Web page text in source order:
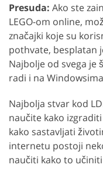
Presuda: Ako ste
LEGO-om online,
značajki koje su
pothvate, besplatan
Najbolje od svega je
radi i na
Najbolja stvar kod
naučite kako
kako sastavljati
internetu postoji
naučiti kako to